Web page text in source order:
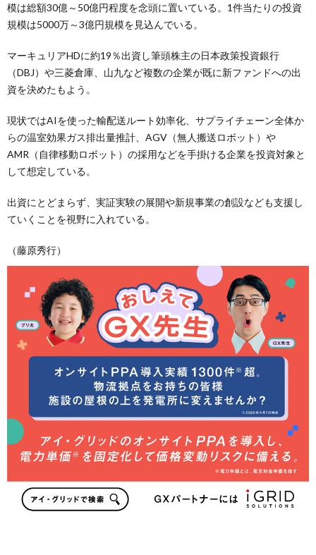
模は総額30億～50億円程度を念頭に置いている。1件当たりの投資
規模は5000万～3億円規模を見込んでいる。
マーキュリアHDに約19％出資し筆頭株主の日本政策投資銀行
（DBJ）や三菱倉庫、山九など複数の企業が既に新ファンドへの出
資を決めたもよう。
現状ではAIを使った輸配送ルート効率化、サプライチェーン全体か
らの温室効果ガス排出量推計、AGV（無人搬送ロボット）や
AMR（自律移動ロボット）の採用などを手掛ける企業を投資対象と
して想定している。
出資にとどまらず、実証実験の展開や新規事業の創設なども支援し
ていくことを視野に入れている。
（藤原秀行）